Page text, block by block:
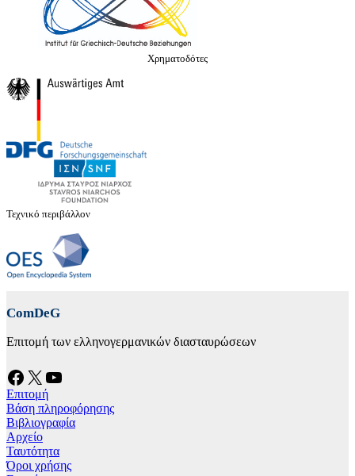
Χρηματοδότες
Τεχνικό περιβάλλον
ComDeG
Επιτομή των ελληνογερμανικών διασταυρώσεων
Facebook X YouTube
Επιτομή
Βάση πληροφόρησης
Βιβλιογραφία
Αρχείο
Ταυτότητα
Όροι χρήσης